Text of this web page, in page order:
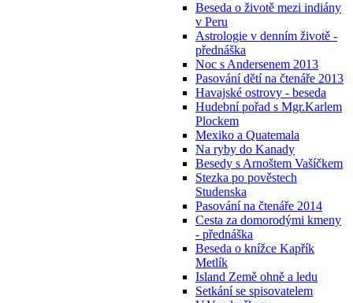
Beseda o životě mezi indiány
v Peru
Astrologie v denním životě -
přednáška
Noc s Andersenem 2013
Pasování dětí na čtenáře 2013
Havajské ostrovy - beseda
Hudební pořad s Mgr.Karlem
Plockem
Mexiko a Quatemala
Na ryby do Kanady
Besedy s Arnoštem Vašíčkem
Stezka po pověstech
Studenska
Pasování na čtenáře 2014
Cesta za domorodými kmeny
- přednáška
Beseda o knížce Kapřík
Metlík
Island Země ohně a ledu
Setkání se spisovatelem